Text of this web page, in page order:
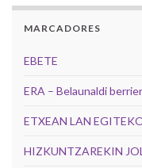
MARCADORES
EBETE
ERA – Belaunaldi
ETXEAN LAN
HIZKUNTZAREKIN